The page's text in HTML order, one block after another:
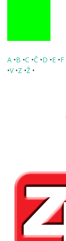
A •B •C •Č •D •E •F
•V •Z •Ž •